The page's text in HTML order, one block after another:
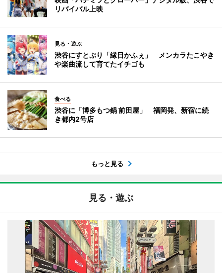
リバイバル上映
見る・遊ぶ
渋谷にすとぷり「縁日かふぇ」 メンカラたこやき
や楽曲流して育てたイチゴも
食べる
渋谷に「博多もつ鍋 前田屋」 福岡発、新宿に続
き都内2号店
もっと見る
見る・遊ぶ